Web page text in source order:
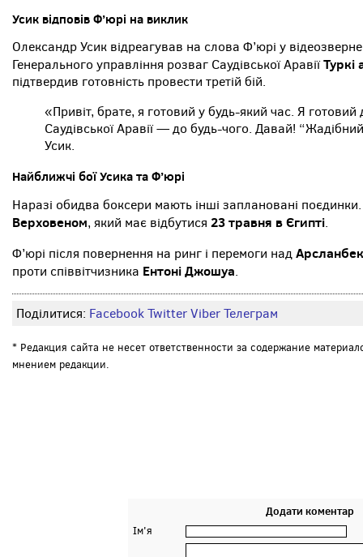
Усик відповів Ф’юрі на виклик
Олександр Усик відреагував на слова Ф’юрі у
Генерального управління розваг Саудівської Аравії
підтвердив готовність провести третій бій.
«Привіт, брате, я готовий у будь-який час. Я
Саудівської Аравії — до будь-чого. Давай!
Усик.
Найближчі бої Усика та Ф’юрі
Наразі обидва боксери мають інші заплановані
Верховеном, який має відбутися 23 травня в Єгипті.
Ф’юрі після повернення на ринг і перемоги над
проти співвітчизника Ентоні Джошуа.
Поділитися: FacebookTwitterViberТелеграм
* Редакция сайта не несет ответственности за содержание
мнением редакции.
Додати коментар
Ім'я